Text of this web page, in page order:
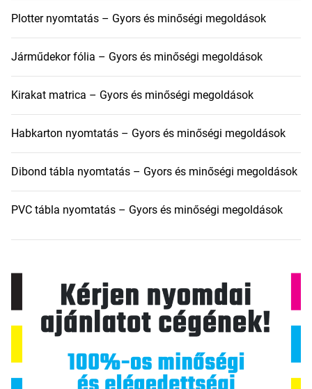
Plotter nyomtatás – Gyors és minőségi megoldások
Járműdekor fólia – Gyors és minőségi megoldások
Kirakat matrica – Gyors és minőségi megoldások
Habkarton nyomtatás – Gyors és minőségi megoldások
Dibond tábla nyomtatás – Gyors és minőségi megoldások
PVC tábla nyomtatás – Gyors és minőségi megoldások